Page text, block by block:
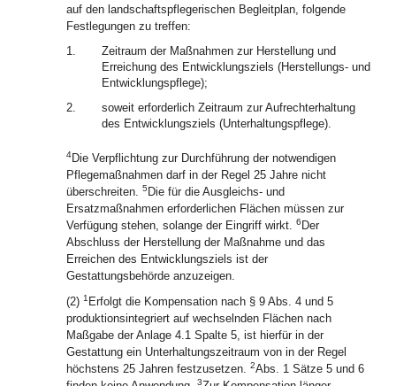
auf den landschaftspflegerischen Begleitplan, folgende
Festlegungen zu treffen:
1.
Zeitraum der Maßnahmen zur Herstellung und
Erreichung des Entwicklungsziels (Herstellungs- und
Entwicklungspflege);
2.
soweit erforderlich Zeitraum zur Aufrechterhaltung
des Entwicklungsziels (Unterhaltungspflege).
4Die Verpflichtung zur Durchführung der notwendigen
Pflegemaßnahmen darf in der Regel 25 Jahre nicht
überschreiten. 5 Die für die Ausgleichs- und
Ersatzmaßnahmen erforderlichen Flächen müssen zur
Verfügung stehen, solange der Eingriff wirkt. 6 Der
Abschluss der Herstellung der Maßnahme und das
Erreichen des Entwicklungsziels ist der
Gestattungsbehörde anzuzeigen.
(2) 1 Erfolgt die Kompensation nach § 9 Abs. 4 und 5
produktionsintegriert auf wechselnden Flächen nach
Maßgabe der Anlage 4.1 Spalte 5, ist hierfür in der
Gestattung ein Unterhaltungszeitraum von in der Regel
höchstens 25 Jahren festzusetzen. 2Abs. 1 Sätze 5 und 6
3